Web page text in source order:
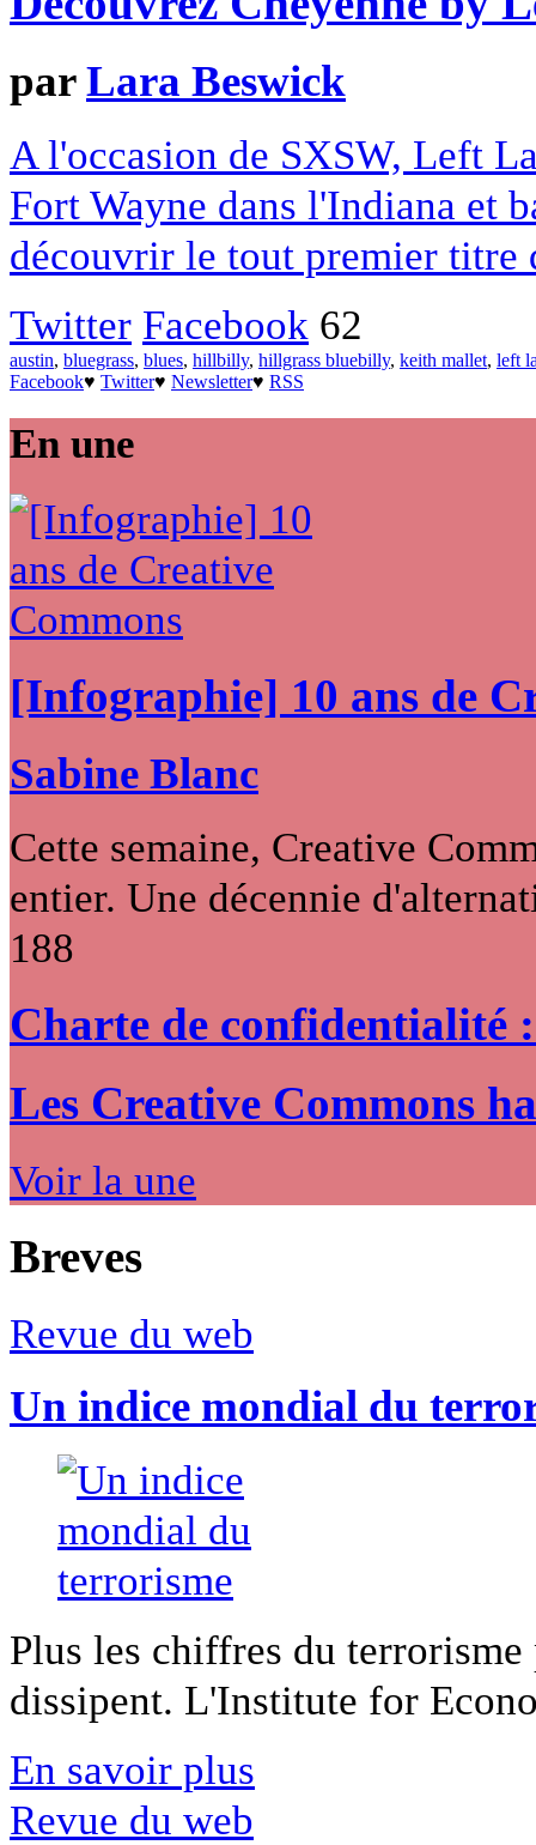
parLara Beswick
A l'occasion de SXSW, Left
Fort Wayne dans l'Indiana et
découvrir le tout premier titre
Twitter Facebook 62
austin, bluegrass, blues, hillbilly, hillgrass bluebilly, keith mallet, left
Facebook♥ Twitter♥ Newsletter♥ RSS
En une
[Infographie] 10 ans de
Sabine Blanc
Cette semaine, Creative
entier. Une décennie
188
Charte de confidentialité
Les Creative Commons
Voir la une
Breves
Revue du web
Un indice mondial du
Plus les chiffres du
dissipent. L'Institute for
En savoir plus
Revue du web